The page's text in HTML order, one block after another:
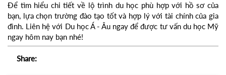
Để tìm hiểu chi tiết về lộ trình du học phù hợp với hồ sơ của
bạn, lựa chọn trường đào tạo tốt và hợp lý với tài chính của gia
đình. Liên hệ với Du học Á - Âu ngay để được tư vấn du học Mỹ
ngay hôm nay bạn nhé!
Share: